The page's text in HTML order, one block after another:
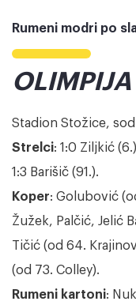
Rumeni modri po
OLIMPIJA
Stadion Stožice,
Strelci: 1:0 Ziljkić
1:3 Barišič (91.).
Koper: Golubović
Žužek, Palčić, Jelić
Tičić (od 64.
(od 73. Colley).
Rumeni kartoni: